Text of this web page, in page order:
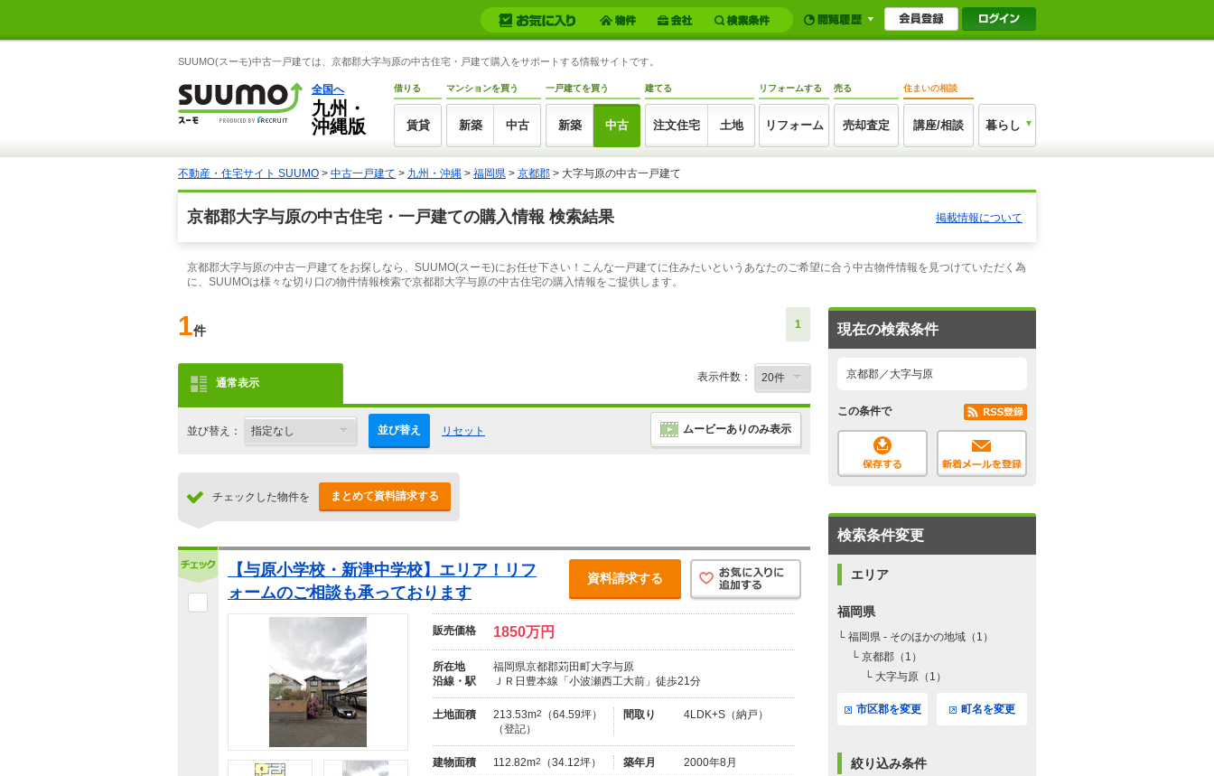
SUUMO(スーモ)中古一戸建ては、京都郡大字与原の中古住宅・戸建て購入をサポートする情報サイトです。
全国へ
九州・
沖縄版
借りる
賃貸
マンションを買う
新築 中古
一戸建てを買う
新築 中古
建てる
注文住宅 土地
リフォームする
リフォーム
売る
売却査定
住まいの相談
講座/相談 暮らし
不動産・住宅サイト SUUMO > 中古一戸建て > 九州・沖縄 > 福岡県 > 京都郡 > 大字与原の中古一戸建て
京都郡大字与原の中古住宅・一戸建ての購入情報 検索結果 掲載情報について
京都郡大字与原の中古一戸建てをお探しなら、SUUMO(スーモ)にお任せ下さい！こんな一戸建てに住みたいというあなたのご希望に合う中古物件情報を見つけていただく為
に、SUUMOは様々な切り口の物件情報検索で京都郡大字与原の中古住宅の購入情報をご提供します。
1件 1
通常表示 表示件数：
並び替え： 並び替え リセット ムービーありのみ表示
チェックした物件を まとめて資料請求する
【与原小学校・新津中学校】エリア！リフ
ォームのご相談も承っております
資料請求する
販売価格 1850万円
所在地
福岡県京都郡苅田町大字与原
沿線・駅
ＪＲ日豊本線「小波瀬西工大前」徒歩21分
土地面積 213.53m2
（64.59坪）
（登記）
間取り 4LDK+S（納戸）
建物面積 112.82m2 （34.12坪） 築年月 2000年8月
現在の検索条件
京都郡／大字与原
この条件で
検索条件変更
エリア
福岡県
└ 福岡県 - そのほかの地域（1）
└ 京都郡（1）
└ 大字与原（1）
市区郡を変更 町名を変更
絞り込み条件